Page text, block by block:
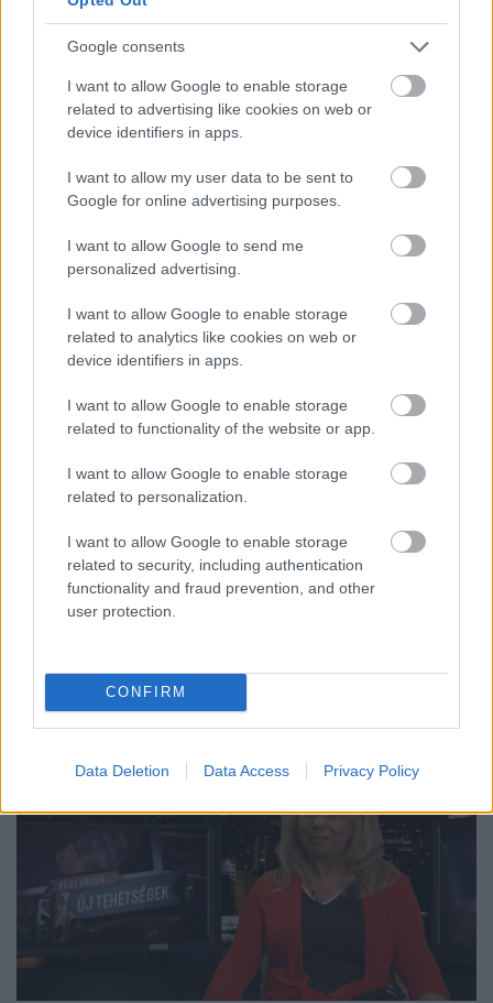
Google consents
I want to allow Google to enable storage
related to advertising like cookies on web or
device identifiers in apps.
I want to allow my user data to be sent to
Google for online advertising purposes.
I want to allow Google to send me
personalized advertising.
I want to allow Google to enable storage
related to analytics like cookies on web or
device identifiers in apps.
I want to allow Google to enable storage
related to functionality of the website or app.
I want to allow Google to enable storage
related to personalization.
I want to allow Google to enable storage
related to security, including authentication
functionality and fraud prevention, and other
user protection.
CONFIRM
Data Deletion Data Access Privacy Policy
Az első két alkalom után idén is megrendezik
Szegeden a Deja Vu Fesztivált. A buli pontosan egy
hét múlva, június 4-én, csütörtökön kezdődik ...
Régi arcok és új tehetségek az
2015. május 27.